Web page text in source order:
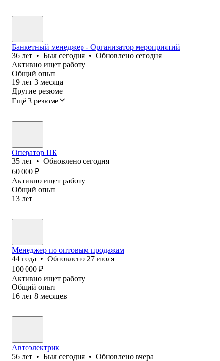
Банкетный менеджер - Организатор мероприятий
36 лет • Был сегодня • Обновлено сегодня
Активно ищет работу
Общий опыт
19 лет 3 месяца
Другие резюме
Ещё 3 резюме
Оператор ПК
35 лет • Обновлено сегодня
60 000 ₽
Активно ищет работу
Общий опыт
13 лет
Менеджер по оптовым продажам
44 года • Обновлено 27 июля
100 000 ₽
Активно ищет работу
Общий опыт
16 лет 8 месяцев
Автоэлектрик
56 лет • Был сегодня • Обновлено вчера